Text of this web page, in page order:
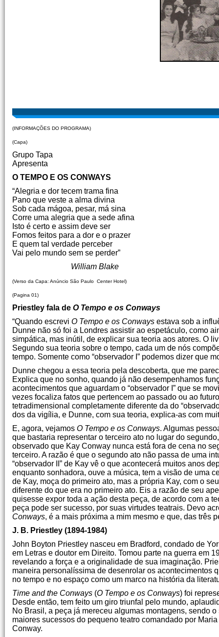
(INFORMAÇÕES DO PROGRAMA)
(Capa)
Grupo Tapa
Apresenta
O TEMPO E OS CONWAYS
“Alegria e dor tecem trama fina
Pano que veste a alma divina
Sob cada mágoa, pesar, má sina
Corre uma alegria que a sede afina
Isto é certo e assim deve ser
Fomos feitos para a dor e o prazer
E quem tal verdade perceber
Vai pelo mundo sem se perder”
William Blake
(Verso da Capa: Anúncio São Paulo Center Hotel)
(Pagina 01)
Priestley fala de O Tempo e os Conways
“Quando escrevi O Tempo e os Conways estava sob a
Dunne não só foi a Londres assistir ao espetáculo, como
simpática, mas inútil, de explicar sua teoria aos atores. O
Segundo sua teoria sobre o tempo, cada um de nós
tempo. Somente como “observador I” podemos dizer que
Dunne chegou a essa teoria pela descoberta, que me
Explica que no sonho, quando já não desempenhamos
acontecimentos que aguardam o “observador I” que se
vezes focaliza fatos que pertencem ao passado ou ao
tetradimensional completamente diferente da do
dos da vigília, e Dunne, com sua teoria, explica-as com
E, agora, vejamos O Tempo e os Conways. Algumas
que bastaria representar o terceiro ato no lugar do
observado que Kay Conway nunca está fora de cena no
terceiro. A razão é que o segundo ato não passa de uma
“observador II” de Kay vê o que acontecerá muitos anos
enquanto sonhadora, ouve a música, tem a visão de uma
de Kay, moça do primeiro ato, mas a própria Kay, com o
diferente do que era no primeiro ato. Eis a razão de seu
quisesse expor toda a ação desta peça, de acordo com a
peça pode ser sucesso, por suas virtudes teatrais. Devo
Conways, é a mais próxima a mim mesmo e que, das três
J. B. Priestley (1894-1984)
John Boyton Priestley nasceu em Bradford, condado de
em Letras e doutor em Direito. Tomou parte na guerra em
revelando a força e a originalidade de sua imaginação.
maneira personalíssima de desenrolar os acontecimentos
no tempo e no espaço como um marco na história da
Time and the Conways (O Tempo e os Conways) foi
Desde então, tem feito um giro triunfal pelo mundo,
No Brasil, a peça já mereceu algumas montagens, sendo
maiores sucessos do pequeno teatro comandado por
Conway.